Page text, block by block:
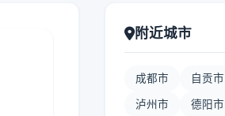
附近城市
成都市 自贡市
泸州市 德阳市